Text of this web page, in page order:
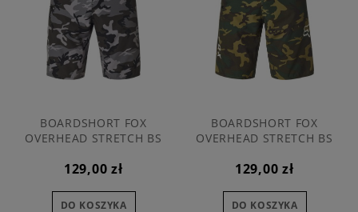
BOARDSHORT FOX
OVERHEAD STRETCH BS
129,00 zł
DO KOSZYKA
BOARDSHORT FOX
OVERHEAD STRETCH BS
129,00 zł
DO KOSZYKA